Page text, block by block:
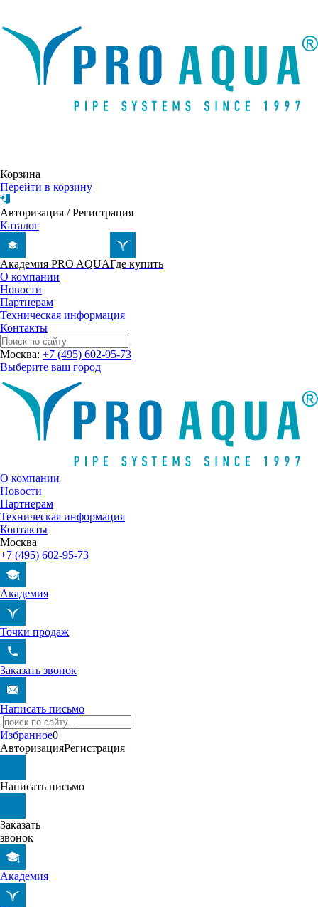
Корзина
Перейти в корзину
Авторизация /Регистрация
Каталог
Академия PRO AQUAГде купить
О компании
Новости
Партнерам
Техническая информация
Контакты
Москва: +7 (495) 602-95-73
Выберите ваш город
О компании
Новости
Партнерам
Техническая информация
Контакты
Москва
+7 (495) 602-95-73
Академия
Точки продаж
Заказать звонок
Написать письмо
Избранное0
АвторизацияРегистрация
Написать письмо
Заказать
звонок
Академия